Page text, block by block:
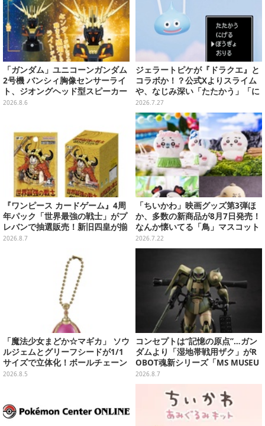
「ガンダム」ユニコーンガンダム
2号機 バンシィ胸像センサーライ
ト、ジオングヘッド型スピーカー
が順次プライズ展開！
2026.8.6
ジェラートピケが『ドラクエ』と
コラボか！？公式Xよりスライム
や、なじみ深い「たたかう」「に
げる」のコマンドウィンドウが投
稿
2026.7.27
『ワンピース カードゲーム』4周
年パック「世界最強の戦士」がプ
レバンで抽選販売！新旧四皇が揃
い踏み、刃牙作者が描く「カイド
2026.8.7
「ちいかわ」映画グッズ第3弾ほ
か、多数の新商品が8月7日発売！
なんか懐いてる「鳥」マスコット
や場面写アイテムなど必見のライ
ンナップ
2026.7.22
「魔法少女まどか☆マギカ」 ソウ
ルジェムとグリーフシードが1/1
サイズで立体化！ボールチェーン
を外せばフィギュアとして飾れる
2026.8.5
コンセプトは“記憶の原点”…ガン
ダムより「湿地帯戦用ザク」がR
OBOT魂新シリーズ「MS MUSEU
M」で商品化！博物館イメージの
ベースも注目
2026.8.7